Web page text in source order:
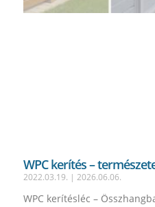
WPC kerítés –
2022.03.19. 2026.06.06.
WPC kerítésléc –